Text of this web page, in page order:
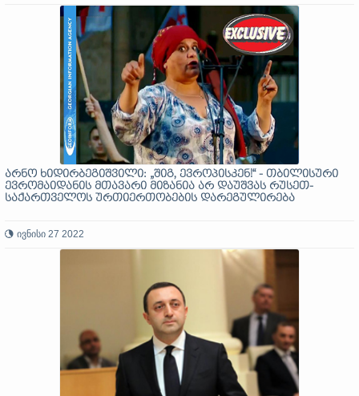
არნო ხიდირბეგიშვილი: „შიგ, ევროპისკენ!“ - თბილისური
ევრომაიდანის მთავარი მიზანია არ დაუშვას რუსეთ-
საქართველოს ურთიერთობების დარეგულირება
ივნისი 27 2022